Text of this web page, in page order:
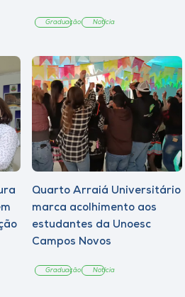
Graduação Notícia
Quarto Arraiá Universitário
marca acolhimento aos
estudantes da Unoesc
Campos Novos
Graduação Notícia